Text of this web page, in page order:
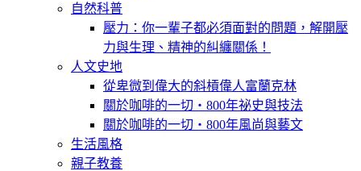
自然科普
壓力：你一輩子都必須面對的問題，解開壓
力與生理、精神的糾纏關係！
人文史地
從卑微到偉大的斜槓偉人富蘭克林
關於咖啡的一切‧800年祕史與技法
關於咖啡的一切‧800年風尚與藝文
生活風格
親子教養